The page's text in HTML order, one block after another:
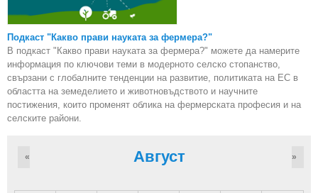
Подкаст "Какво прави науката за фермера?"
В подкаст "Какво прави науката за фермера?" можете да намерите
информация по ключови теми в модерното селско стопанство,
свързани с глобалните тенденции на развитие, политиката на ЕС в
областта на земеделието и животновъдството и научните
постижения, които променят облика на фермерската професия и на
селските райони.
Август
« »